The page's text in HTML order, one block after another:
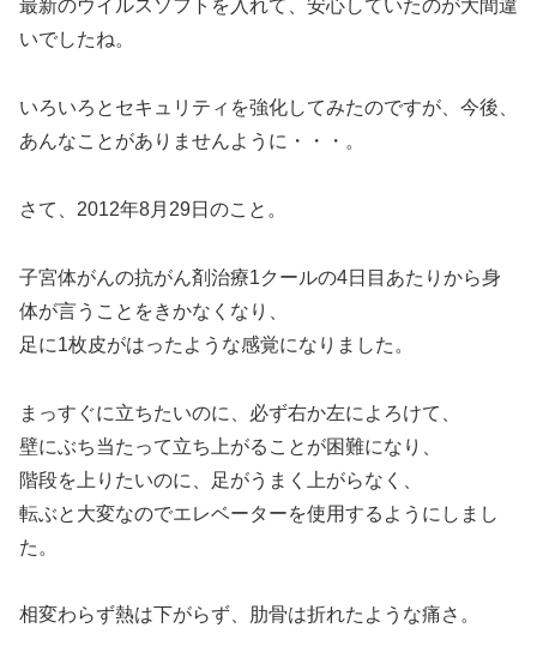
最新のウイルスソフトを入れて、安心していたのが大間違
いでしたね。
いろいろとセキュリティを強化してみたのですが、今後、
あんなことがありませんように・・・。
さて、2012年8月29日のこと。
子宮体がんの抗がん剤治療1クールの4日目あたりから身
体が言うことをきかなくなり、
足に1枚皮がはったような感覚になりました。
まっすぐに立ちたいのに、必ず右か左によろけて、
壁にぶち当たって立ち上がることが困難になり、
階段を上りたいのに、足がうまく上がらなく、
転ぶと大変なのでエレベーターを使用するようにしまし
た。
相変わらず熱は下がらず、肋骨は折れたような痛さ。